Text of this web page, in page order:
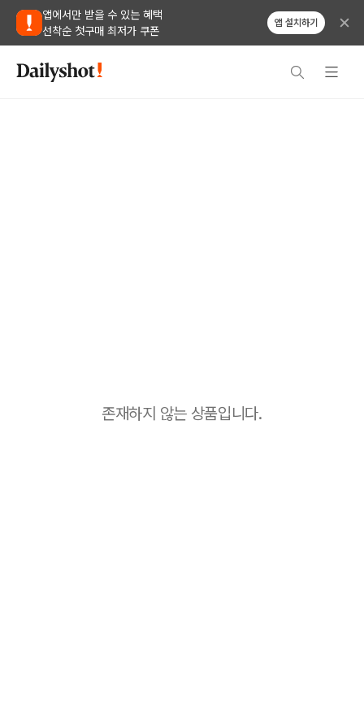
앱에서만 받을 수 있는 혜택
선착순 첫구매 최저가 쿠폰
앱 설치하기
존재하지 않는 상품입니다.